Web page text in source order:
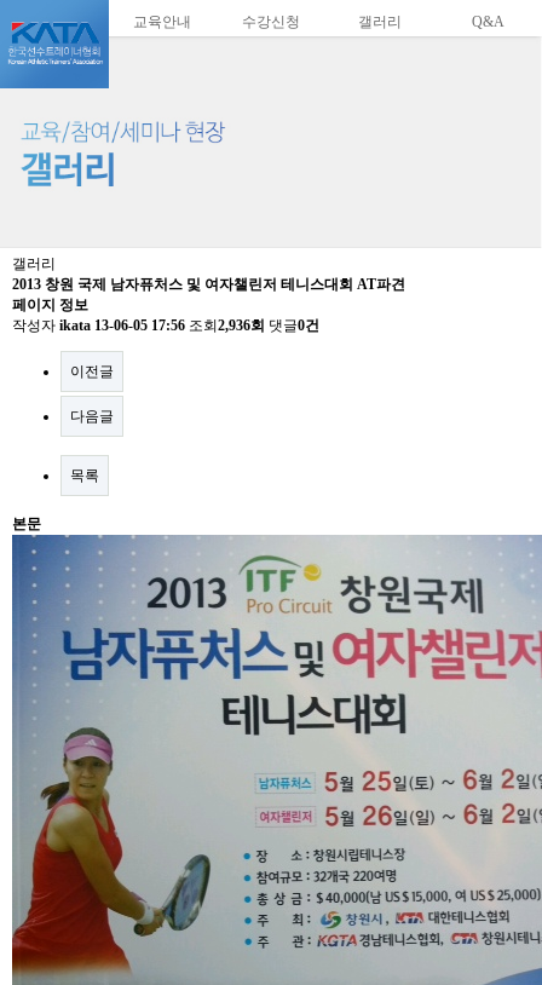
교육안내 수강신청 갤러리 Q&A
갤러리
2013 창원 국제 남자퓨처스 및 여자챌린저 테니스대회 AT파견
페이지 정보
작성자 ikata 13-06-05 17:56 조회 2,936회 댓글0건
이전글
다음글
목록
본문